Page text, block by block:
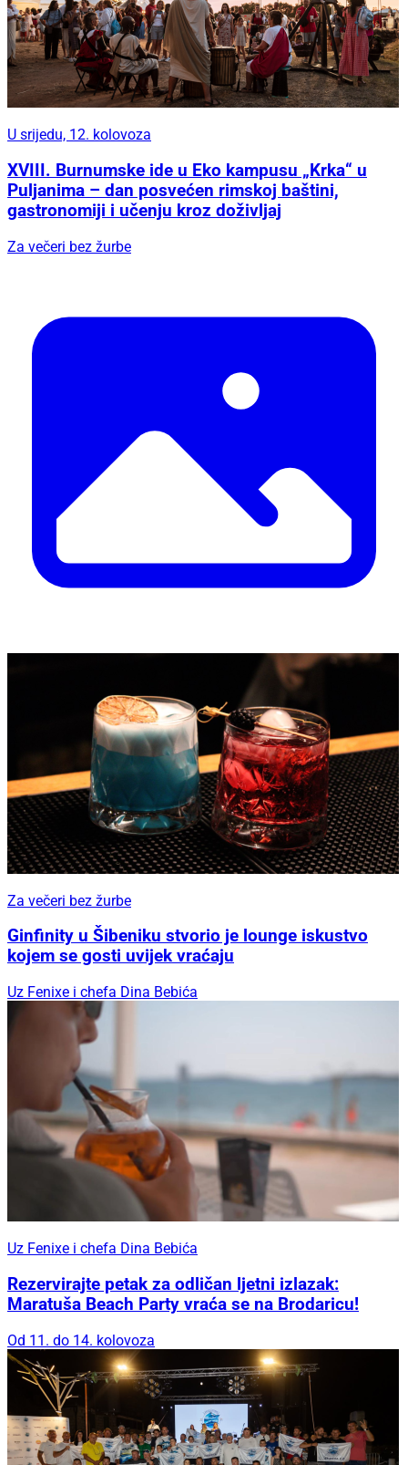
U srijedu, 12. kolovoza
XVIII. Burnumske ide u Eko kampusu „Krka“ u
Puljanima – dan posvećen rimskoj baštini,
gastronomiji i učenju kroz doživljaj
Za večeri bez žurbe
Za večeri bez žurbe
Ginfinity u Šibeniku stvorio je lounge iskustvo
kojem se gosti uvijek vraćaju
Uz Fenixe i chefa Dina Bebića
Uz Fenixe i chefa Dina Bebića
Rezervirajte petak za odličan ljetni izlazak:
Maratuša Beach Party vraća se na Brodaricu!
Od 11. do 14. kolovoza